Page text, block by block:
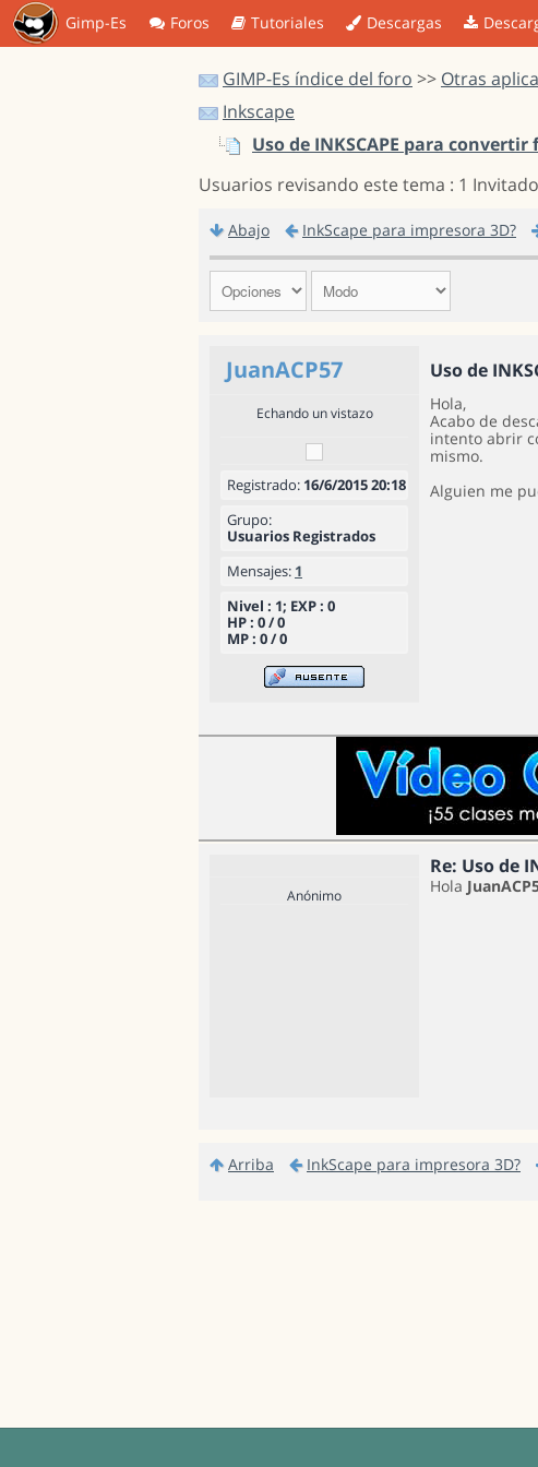
Gimp-Es Foros Tutoriales Descargas
GIMP-Es índice del foro >> Otras
Inkscape
Uso de INKSCAPE para
Usuarios revisando este tema : 1
Abajo InkScape para impresora 3D?
JuanACP57 Uso de
Echando un vistazo
Registrado: 16/6/2015 20:18
Grupo:
Usuarios Registrados
Mensajes: 1
Nivel : 1; EXP : 0
HP : 0 / 0
MP : 0 / 0
Hola,
Acabo de
intento abrir
mismo.
Alguien me
Re: Uso de
Anónimo Hola
Arriba InkScape para impresora 3D?